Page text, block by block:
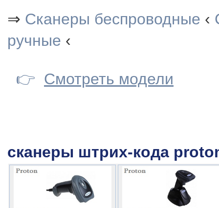
⇒ Сканеры беспроводные ‹
ручные ‹
👉 Смотреть модели
сканеры штрих-кода